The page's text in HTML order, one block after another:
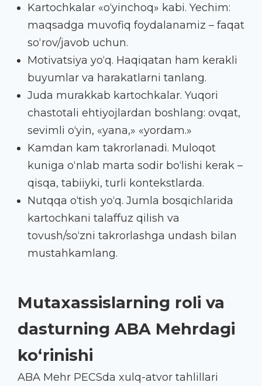
Kartochkalar «o‘yinchoq» kabi. Yechim:
maqsadga muvofiq foydalanamiz – faqat
so‘rov/javob uchun.
Motivatsiya yo‘q. Haqiqatan ham kerakli
buyumlar va harakatlarni tanlang.
Juda murakkab kartochkalar. Yuqori
chastotali ehtiyojlardan boshlang: ovqat,
sevimli o‘yin, «yana,» «yordam.»
Kamdan kam takrorlanadi. Muloqot
kuniga o‘nlab marta sodir bo‘lishi kerak –
qisqa, tabiiyki, turli kontekstlarda.
Nutqqa o‘tish yo‘q. Jumla bosqichlarida
kartochkani talaffuz qilish va
tovush/so‘zni takrorlashga undash bilan
mustahkamlang.
Mutaxassislarning roli va
dasturning ABA Mehrdagi
ko‘rinishi
ABA Mehr PECSda xulq-atvor tahlillari